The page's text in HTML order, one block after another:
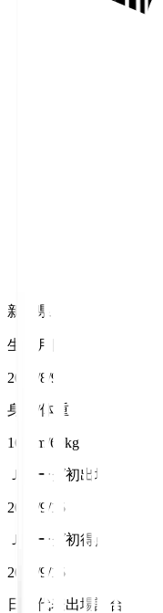
新潟県
生年月日
2000/8/9
身長/体重
164cm/60kg
Ｊリーグ初出場
2018/9/15
Ｊリーグ初得点
2018/9/15
日本代表出場試合数